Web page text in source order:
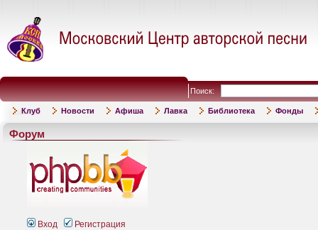
Поиск:
Клуб Новости Афиша Лавка Библиотека Фонды
Форум
Вход Регистрация